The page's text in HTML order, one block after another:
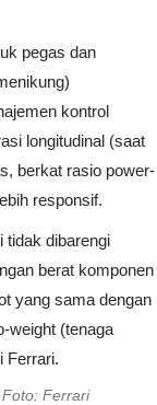
pegas dan
kontrol
longitudinal (saat
berkat rasio power-
responsif.
tidak dibarengi
berat komponen
yang sama dengan
weight (tenaga
Ferrari.
Foto: Ferrari